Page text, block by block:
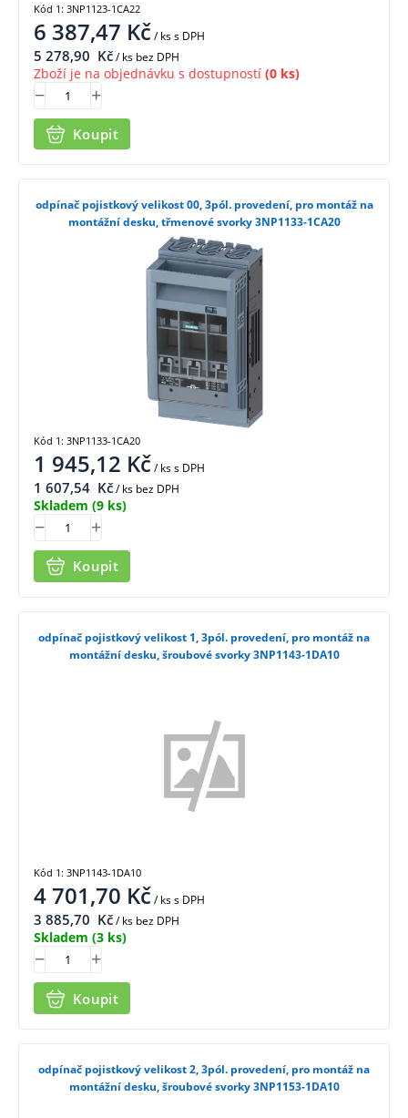
6 387,47 Kč/ kss DPH
5 278,90 Kč/ ks bez DPH
Zboží je na objednávku s dostupností (0 ks)
Koupit
Kód 1: 3NP1123-1CA22
odpínač pojistkový velikost 00, 3pól. provedení, pro montáž na
montážní desku, třmenové svorky 3NP1133-1CA20
1 945,12 Kč/ kss DPH
1 607,54 Kč/ ks bez DPH
Skladem (9 ks)
Koupit
Kód 1: 3NP1133-1CA20
odpínač pojistkový velikost 1, 3pól. provedení, pro montáž na
montážní desku, šroubové svorky 3NP1143-1DA10
4 701,70 Kč/ kss DPH
3 885,70 Kč/ ks bez DPH
Skladem (3 ks)
Koupit
Kód 1: 3NP1143-1DA10
odpínač pojistkový velikost 2, 3pól. provedení, pro montáž na
montážní desku, šroubové svorky 3NP1153-1DA10